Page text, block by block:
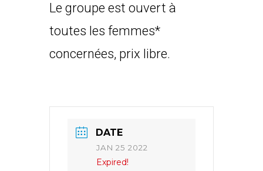
Le groupe est ouvert à
toutes les femmes*
concernées, prix libre.
DATE
JAN 25 2022
Expired!